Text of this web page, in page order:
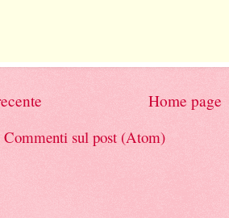
Home page
Commenti sul post (Atom)